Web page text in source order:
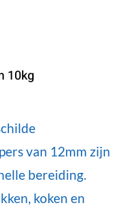
10kg
van 12mm zijn
bereiding.
koken en